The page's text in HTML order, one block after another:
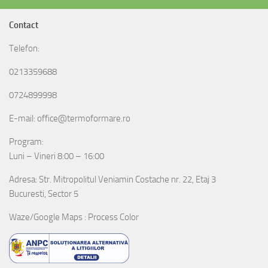
Contact
Telefon:
0213359688
0724899998
E-mail: office@termoformare.ro
Program:
Luni – Vineri 8:00 – 16:00
Adresa: Str. Mitropolitul Veniamin Costache nr. 22, Etaj 3
Bucuresti, Sector 5
Waze/Google Maps : Process Color